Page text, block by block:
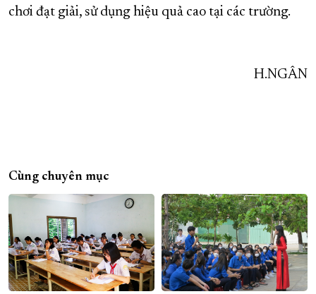
chơi đạt giải, sử dụng hiệu quả cao tại các trường.
H.NGÂN
Cùng chuyên mục